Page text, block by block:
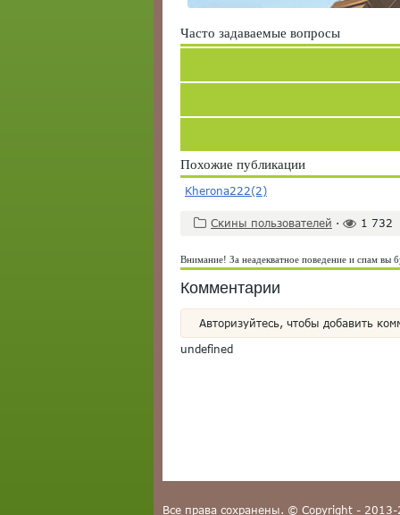
Часто задаваемые вопросы
Похожие публикации
Kherona222(2)
Скины пользователей · 1 732
Внимание! За неадекватное поведение и спам вы
Комментарии
Авторизуйтесь, чтобы добавить
undefined
Все права сохранены. © Copyright -